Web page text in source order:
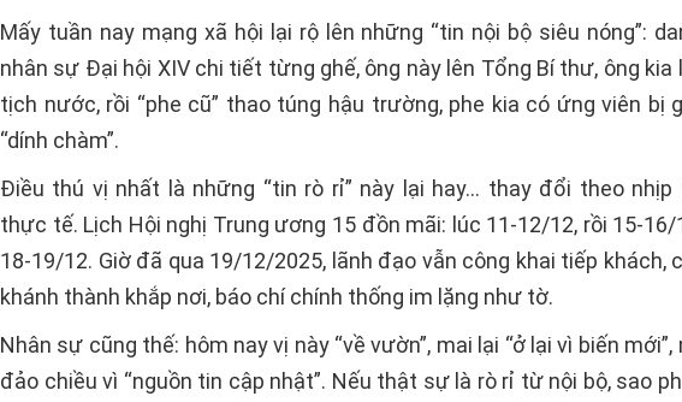
Mấy tuần nay mạng xã hội lại rộ lên những “tin nội bộ siêu nóng”:
nhân sự Đại hội XIV chi tiết từng ghế, ông này lên Tổng Bí thư, ông kia
tịch nước, rồi “phe cũ” thao túng hậu trường, phe kia có ứng viên bị
“dính chàm”.
Điều thú vị nhất là những “tin rò rỉ” này lại hay… thay đổi theo nhịp
thực tế. Lịch Hội nghị Trung ương 15 đồn mãi: lúc 11-12/12, rồi 15-16/
18-19/12. Giờ đã qua 19/12/2025, lãnh đạo vẫn công khai tiếp khách,
khánh thành khắp nơi, báo chí chính thống im lặng như tờ.
Nhân sự cũng thế: hôm nay vị này “về vườn”, mai lại “ở lại vì biến mới”,
đảo chiều vì “nguồn tin cập nhật”. Nếu thật sự là rò rỉ từ nội bộ, sao